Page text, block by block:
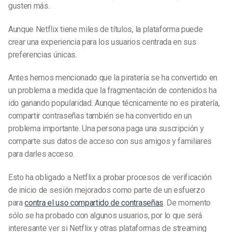
gusten más.
Aunque Netflix tiene miles de títulos, la plataforma puede
crear una experiencia para los usuarios centrada en sus
preferencias únicas.
Antes hemos mencionado que la piratería se ha convertido en
un problema a medida que la fragmentación de contenidos ha
ido ganando popularidad. Aunque técnicamente no es piratería,
compartir contraseñas también se ha convertido en un
problema importante. Una persona paga una suscripción y
comparte sus datos de acceso con sus amigos y familiares
para darles acceso.
Esto ha obligado a Netflix a probar procesos de verificación
de inicio de sesión mejorados como parte de un esfuerzo
paracontra el uso compartido de contraseñas. De momento
sólo se ha probado con algunos usuarios, por lo que será
interesante ver si Netflix y otras plataformas de streaming